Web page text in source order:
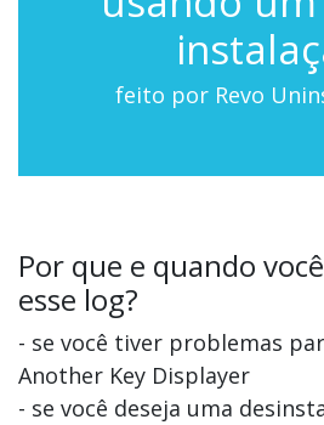
feito por Revo
Por que e quando
esse log?
- se você tiver problemas
Another Key Displayer
- se você deseja uma